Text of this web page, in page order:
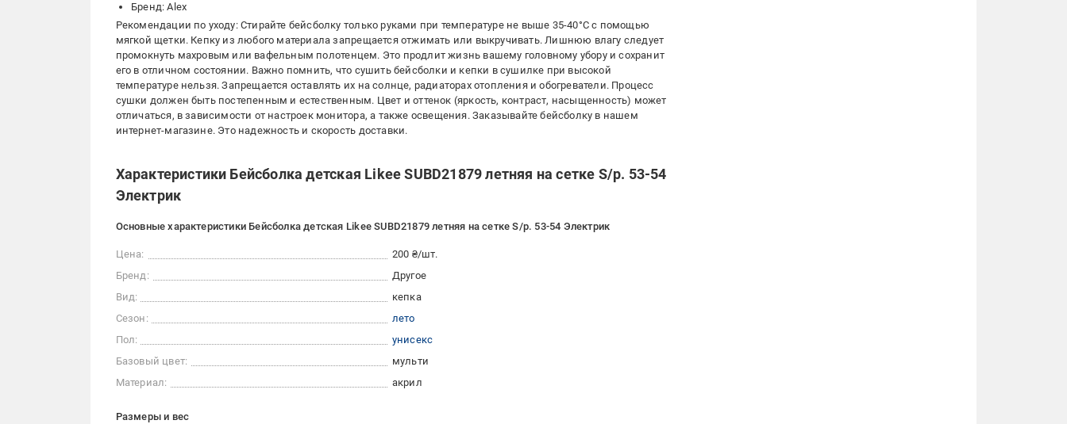
Бренд: Alex
Рекомендации по уходу: Стирайте бейсболку только руками при температуре не выше 35-40°C с помощью
мягкой щетки. Кепку из любого материала запрещается отжимать или выкручивать. Лишнюю влагу следует
промокнуть махровым или вафельным полотенцем. Это продлит жизнь вашему головному убору и сохранит
его в отличном состоянии. Важно помнить, что сушить бейсболки и кепки в сушилке при высокой
температуре нельзя. Запрещается оставлять их на солнце, радиаторах отопления и обогреватели. Процесс
сушки должен быть постепенным и естественным. Цвет и оттенок (яркость, контраст, насыщенность) может
отличаться, в зависимости от настроек монитора, а также освещения. Заказывайте бейсболку в нашем
интернет-магазине. Это надежность и скорость доставки.
Характеристики Бейсболка детская Likee SUBD21879 летняя на сетке S/р. 53-54
Электрик
Основные характеристики Бейсболка детская Likee SUBD21879 летняя на сетке S/р. 53-54 Электрик
Цена:
200 ₴/шт.
Бренд:
Другое
Вид:
кепка
Сезон:
лето
Пол:
унисекс
Базовый цвет:
мульти
Материал:
акрил
Размеры и вес